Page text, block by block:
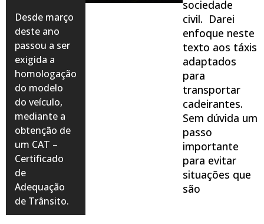
Desde março
deste ano
passou a ser
exigida a
homologação
do modelo
do veículo,
mediante a
obtenção de
um CAT –
Certificado
de
Adequação
de Trânsito.
sociedade
civil. Darei
enfoque neste
texto aos táxis
adaptados
para
transportar
cadeirantes.
Sem dúvida um
passo
importante
para evitar
situações que
são